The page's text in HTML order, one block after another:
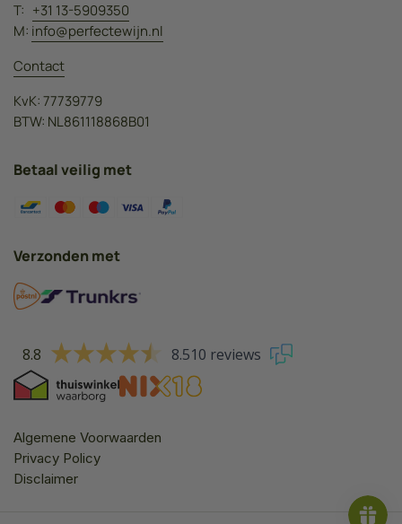
T: +31 13-5909350
M: info@perfectewijn.nl
Contact
KvK: 77739779
BTW: NL861118868B01
Betaal veilig met
Verzonden met
8.8 8.510 reviews
Algemene Voorwaarden
Privacy Policy
Disclaimer